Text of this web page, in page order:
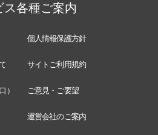
ス各種ご案内
個人情報保護方針
サイトご利用規約
） ご意見・ご要望
運営会社のご案内